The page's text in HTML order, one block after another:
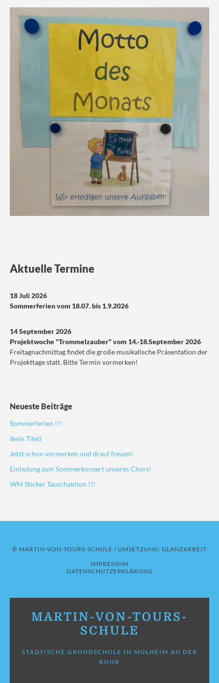
Aktuelle Termine
18 Juli 2026
Sommerferien vom 18.07. bis 1.9.2026
14 September 2026
Projektwoche "Trommelzauber" vom 14.-18.September 2026
Freitagnachmittag findet die große musikalische Präsentation der
Projekttage statt. Bitte Termin vormerken!
Neueste Beiträge
Sommerferien !!!
(kein Titel)
Jetzt schon vormerken und drauf freuen!
Einladung zum Sommerkonzert unseres Chors!
WM Sticker Tauschaktion !!!
© MARTIN-VON-TOURS-SCHULE / UMSETZUNG: GLANZARBEIT
IMPRESSUM
DATENSCHUTZERKLÄRUNG
MARTIN-VON-TOURS-
SCHULE
STÄDTISCHE GRUNDSCHULE IN MÜLHEIM AN DER
RUHR